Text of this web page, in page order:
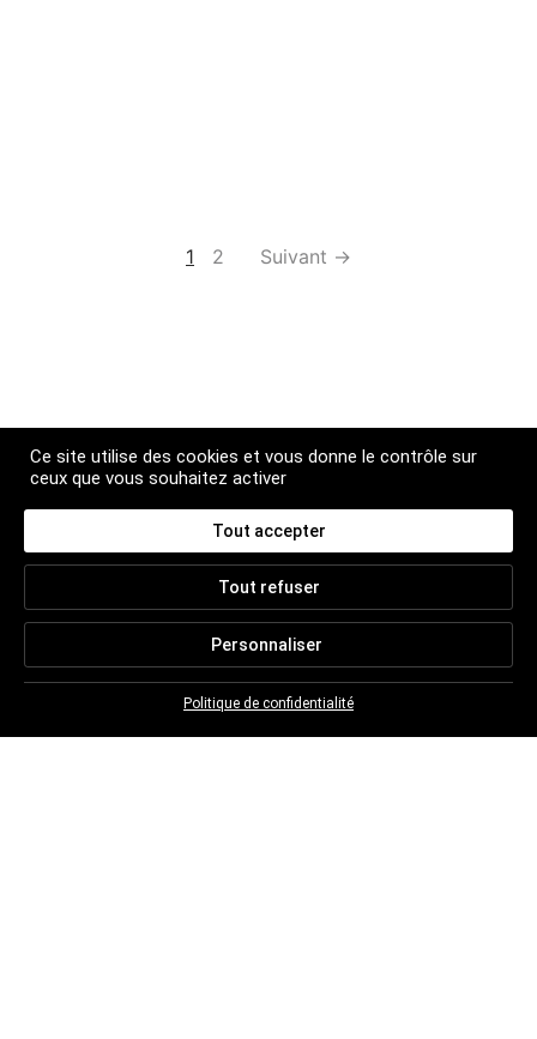
1 2 Suivant →
NEWSLETTER
Abonnez-vous pour suivre toute l'actualité
Christian BRETON
Ce site utilise des cookies et vous donne le contrôle sur
ceux que vous souhaitez activer
Tout accepter
Tout refuser
Personnaliser
Politique de confidentialité